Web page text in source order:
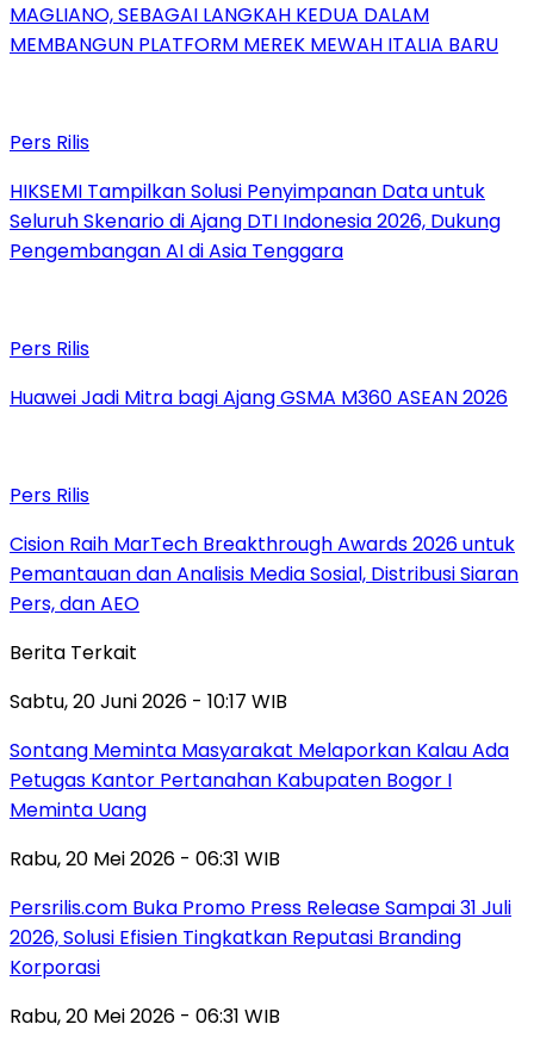
MAGLIANO, SEBAGAI LANGKAH KEDUA DALAM
MEMBANGUN PLATFORM MEREK MEWAH ITALIA BARU
Pers Rilis
HIKSEMI Tampilkan Solusi Penyimpanan Data untuk
Seluruh Skenario di Ajang DTI Indonesia 2026, Dukung
Pengembangan AI di Asia Tenggara
Pers Rilis
Huawei Jadi Mitra bagi Ajang GSMA M360 ASEAN 2026
Pers Rilis
Cision Raih MarTech Breakthrough Awards 2026 untuk
Pemantauan dan Analisis Media Sosial, Distribusi Siaran
Pers, dan AEO
Berita Terkait
Sabtu, 20 Juni 2026 - 10:17 WIB
Sontang Meminta Masyarakat Melaporkan Kalau Ada
Petugas Kantor Pertanahan Kabupaten Bogor I
Meminta Uang
Rabu, 20 Mei 2026 - 06:31 WIB
Persrilis.com Buka Promo Press Release Sampai 31 Juli
2026, Solusi Efisien Tingkatkan Reputasi Branding
Korporasi
Rabu, 20 Mei 2026 - 06:31 WIB